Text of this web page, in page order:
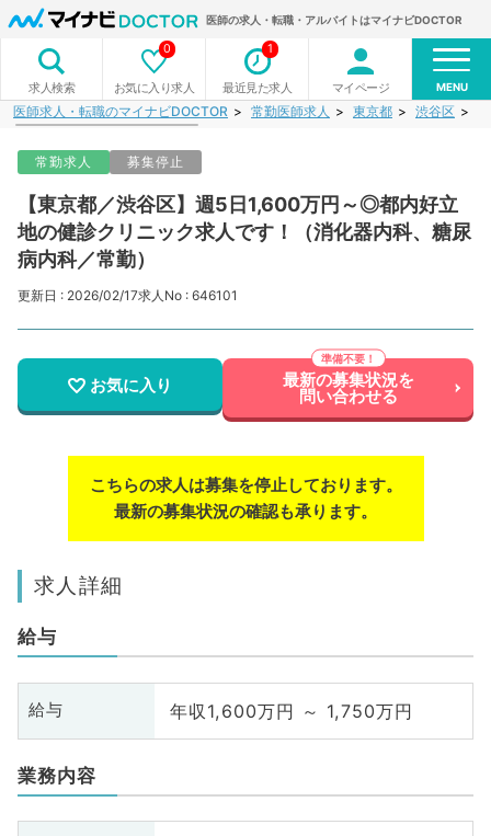
医師の求人・転職・アルバイトはマイナビDOCTOR
求人検索 お気に入り求人
0
最近見た求人
1
マイページ MENU
医師求人・転職のマイナビDOCTOR 常勤医師求人 東京都 渋谷区
常勤求人 募集停止
【東京都／渋谷区】週5日1,600万円～◎都内好立
地の健診クリニック求人です！（消化器内科、糖尿
病内科／常勤）
更新日 : 2026/02/17求人No : 646101
お気に入り 最新の募集状況を
問い合わせる
こちらの求人は募集を停止しております。
最新の募集状況の確認も承ります。
求人詳細
給与
給与 年収1,600万円 ～ 1,750万円
業務内容